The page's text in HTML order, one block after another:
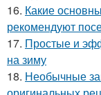
16. Какие
рекомендуют
17. Простые и
на зиму
18. Необычные